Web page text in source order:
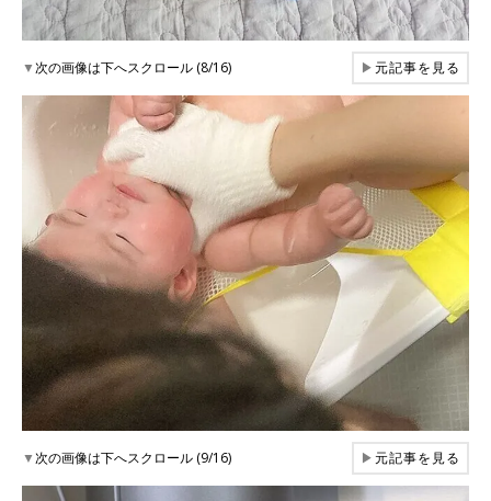
▼次の画像は下へスクロール (8/16) ▶元記事を見る
▼次の画像は下へスクロール (9/16) ▶元記事を見る